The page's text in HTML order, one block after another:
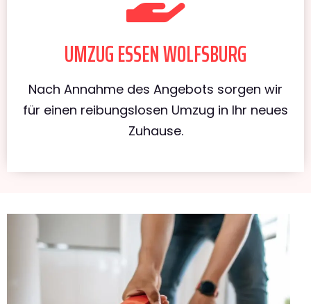
UMZUG ESSEN WOLFSBURG
Nach Annahme des Angebots sorgen wir
für einen reibungslosen Umzug in Ihr neues
Zuhause.